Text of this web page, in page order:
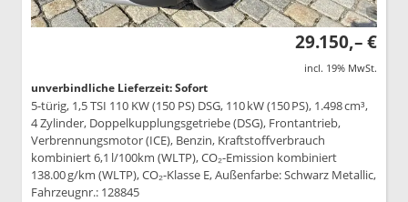
29.150,– €
incl. 19% MwSt.
unverbindliche Lieferzeit: Sofort
5-türig, 1,5 TSI 110 KW (150 PS) DSG, 110 kW (150 PS), 1.498 cm³,
4 Zylinder, Doppelkupplungsgetriebe (DSG), Frontantrieb,
Verbrennungsmotor (ICE), Benzin, Kraftstoffverbrauch
kombiniert 6,1 l/100km (WLTP), CO₂-Emission kombiniert
138.00 g/km (WLTP), CO₂-Klasse E, Außenfarbe: Schwarz Metallic,
Fahrzeugnr.: 128845